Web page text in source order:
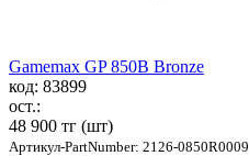
Gamemax GP 850B Bronze
код: 83899
ост.:
48 900 тг (шт)
Артикул-PartNumber: 2126-0850R0009